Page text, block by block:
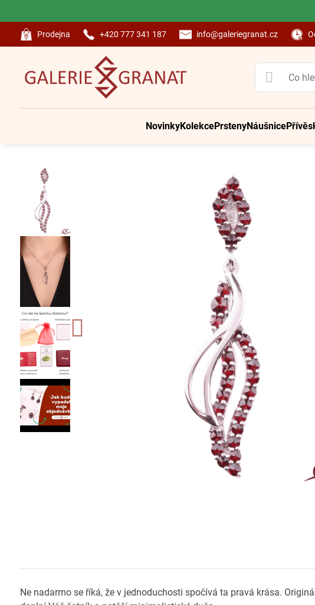
Prodejna +420 777 341 187 info@galeriegranat.cz
NovinkyKolekcePrstenyNáušnice
Ne nadarmo se říká, že v jednoduchosti spočívá ta pravá krása.